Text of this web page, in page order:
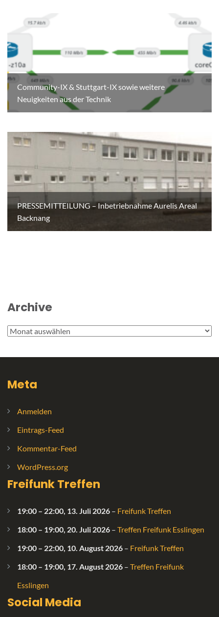
Community-IX & Stuttgart-IX sowie weitere
Neuigkeiten aus der Technik
PRESSEMITTEILUNG – Inbetriebnahme Aurelis Areal
Backnang
Archive
Archive
Meta
Anmelden
Eintrags-Feed
Kommentar-Feed
WordPress.org
Freifunk Treffen
19:00 – 22:00, 13. Juli 2026 – Freifunk Treffen
18:00 – 19:00, 20. Juli 2026 – Treffen Freifunk Esslingen
19:00 – 22:00, 10. August 2026 – Freifunk Treffen
18:00 – 19:00, 17. August 2026 – Treffen Freifunk
Esslingen
Social Media